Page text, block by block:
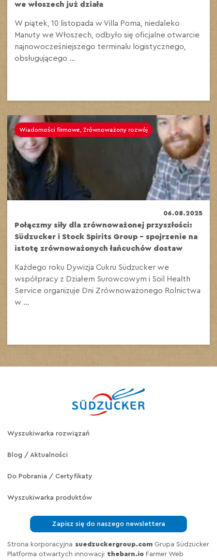
we włoszech już działa
W piątek, 10 listopada w Villa Poma, niedaleko
Manuty we Włoszech, odbyło się oficjalne otwarcie
najnowocześniejszego terminalu logistycznego,
obsługującego ...
Wiadomości firmowe, Zrównoważony rozwój
06.08.2025
Połączmy siły dla zrównoważonej przyszłości:
Südzucker i Stock Spirits Group – spojrzenie na
istotę zrównoważonych łańcuchów dostaw
Każdego roku Dywizja Cukru Südzucker we
współpracy z Działem Surowcowym i Soil Health
Service organizuje Dni Zrównoważonego Rolnictwa
w ...
Wyszukiwarka rozwiązań
Blog / Aktualności
Do Pobrania / Certyfikaty
Wyszukiwarka produktów
Zapisz się do naszego newslettera
Strona korporacyjna suedzuckergroup.com Grupa Südzucker
Platforma otwartych innowacji thebarn.io Farmer Web